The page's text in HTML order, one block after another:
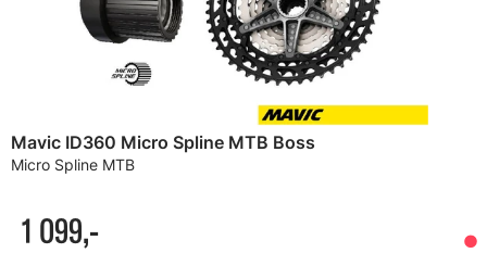
Mavic ID360 Micro Spline MTB Boss
Micro Spline MTB
1 099,-